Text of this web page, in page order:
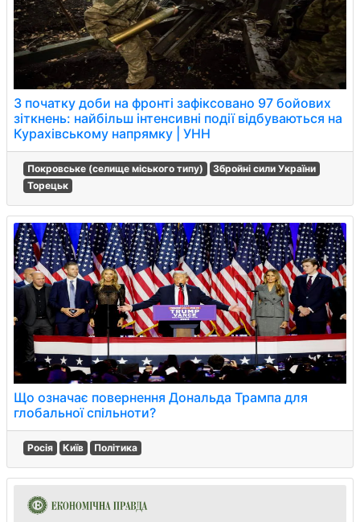
З початку доби на фронті зафіксовано 97 бойових
зіткнень: найбільш інтенсивні події відбуваються на
Курахівському напрямку | УНН
Покровське (селище міського типу)
Збройні сили України
Торецьк
Що означає повернення Дональда Трампа для
глобальної спільноти?
Росія Київ Політика